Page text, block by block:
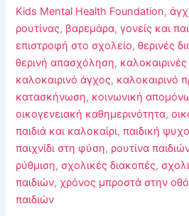
Kids Mental Health Foundation,
ρουτίνας, βαρεμάρα,γονείς και
επιστροφή στο σχολείο,θερινές
θερινή απασχόληση,
καλοκαιρινό άγχος, καλοκαιρινό
κατασκήνωση, κοινωνική
οικογενειακή καθημερινότητα,
παιδιά και καλοκαίρι,παιδική
παιχνίδι στη φύση, ρουτίνα
ρύθμιση, σχολικές διακοπές,
παιδιών,χρόνος μπροστά στην
παιδιών